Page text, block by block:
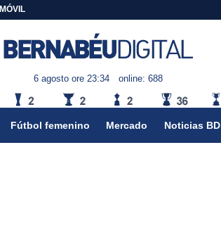
MÓVIL
6 agosto ore 23:34 online: 688
Fútbol femenino Mercado Noticias BD